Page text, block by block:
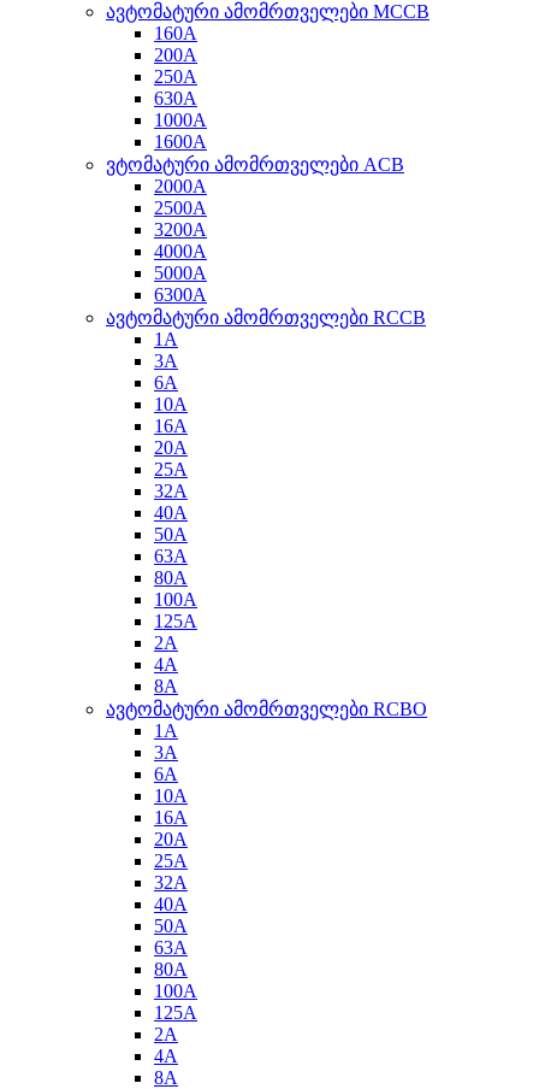
ავტომატური ამომრთველები MCCB
160A
200A
250A
630A
1000A
1600A
ვტომატური ამომრთველები ACB
2000A
2500A
3200A
4000A
5000A
6300A
ავტომატური ამომრთველები RCCB
1A
3A
6A
10A
16A
20A
25A
32A
40A
50A
63A
80A
100A
125A
2A
4A
8A
ავტომატური ამომრთველები RCBO
1A
3A
6A
10A
16A
20A
25A
32A
40A
50A
63A
80A
100A
125A
2A
4A
8A